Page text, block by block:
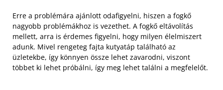
Erre a problémára ajánlott odafigyelni, hiszen a fogkő
nagyobb problémákhoz is vezethet. A fogkő eltávolítás
mellett, arra is érdemes figyelni, hogy milyen élelmiszert
adunk. Mivel rengeteg fajta kutyatáp található az
üzletekbe, így könnyen össze lehet zavarodni, viszont
többet ki lehet próbálni, így meg lehet találni a megfelelőt.